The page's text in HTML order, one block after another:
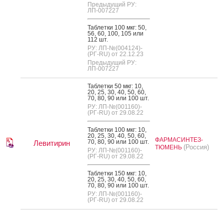
Предыдущий РУ:
ЛП-007227
Таб­летки 100 мкг: 50,
56, 60, 100, 105 или
112 шт.
РУ: ЛП-№(004124)-
(РГ-RU) от 22.12.23
Предыдущий РУ:
ЛП-007227
Левитирин
Таб­летки 50 мкг: 10,
20, 25, 30, 40, 50, 60,
70, 80, 90 или 100 шт.
РУ: ЛП-№(001160)-
(РГ-RU) от 29.08.22
Таб­летки 100 мкг: 10,
20, 25, 30, 40, 50, 60,
70, 80, 90 или 100 шт.
РУ: ЛП-№(001160)-
(РГ-RU) от 29.08.22
Таб­летки 150 мкг: 10,
20, 25, 30, 40, 50, 60,
70, 80, 90 или 100 шт.
РУ: ЛП-№(001160)-
(РГ-RU) от 29.08.22
ФАРМАСИНТЕЗ-
ТЮМЕНЬ (Россия)